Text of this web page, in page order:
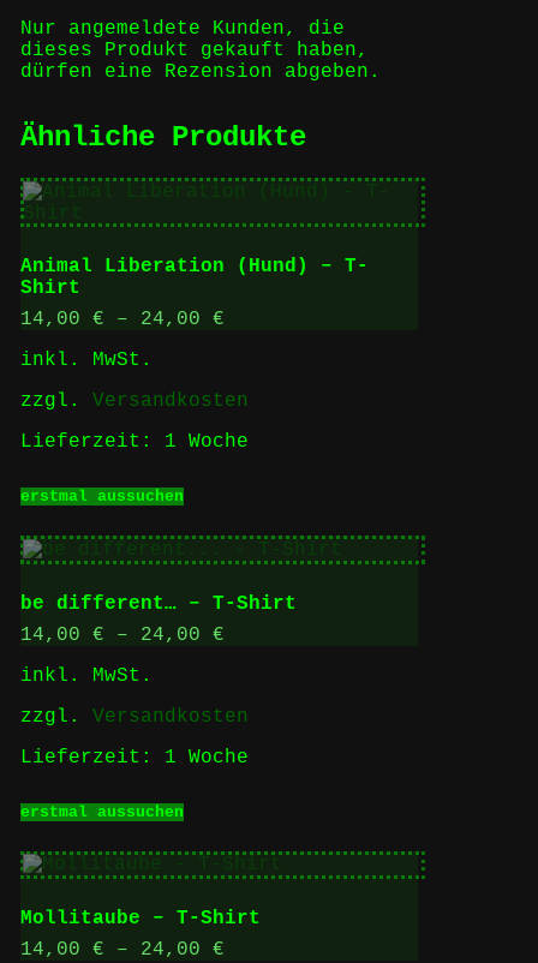
Nur angemeldete Kunden, die
dieses Produkt gekauft haben,
dürfen eine Rezension abgeben.
Ähnliche Produkte
Animal Liberation (Hund) – T-
Shirt
14,00 € – 24,00 €
inkl. MwSt.
zzgl. Versandkosten
Lieferzeit: 1 Woche
erstmal aussuchenProdukt
mehrere
Varianten
Die
Optionen
Produktseite
werden
be different… – T-Shirt
14,00 € – 24,00 €
inkl. MwSt.
zzgl. Versandkosten
Lieferzeit: 1 Woche
erstmal aussuchenProdukt
mehrere
Varianten
auf.
Die
Optionen
Mollitaube – T-Shirt
14,00 € – 24,00 €